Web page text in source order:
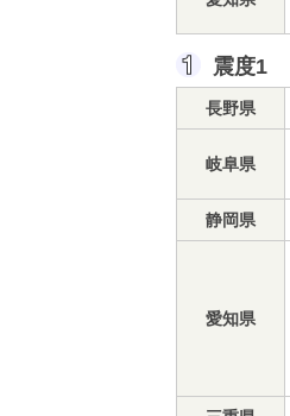
震度1
長野県
岐阜県
静岡県
愛知県